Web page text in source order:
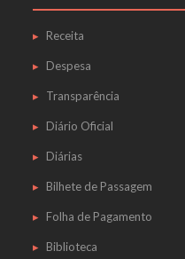
Receita
Despesa
Transparência
Diário Oficial
Diárias
Bilhete de Passagem
Folha de Pagamento
Biblioteca